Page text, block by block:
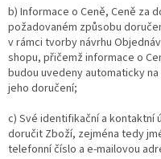
b) Informace o Ceně, Ceně za
požadovaném způsobu
v rámci tvorby návrhu
shopu, přičemž informace o
budou uvedeny automaticky
jeho doručení;
c) Své identifikační a kontaktní
doručit Zboží, zejména tedy
telefonní číslo a e-mailovou